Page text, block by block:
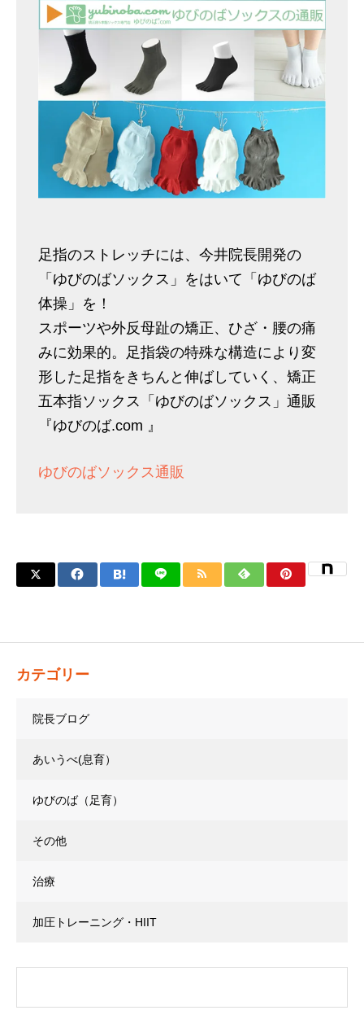
足指のストレッチには、今井院長開発の
「ゆびのばソックス」をはいて「ゆびのば
体操」を！
スポーツや外反母趾の矯正、ひざ・腰の痛
みに効果的。足指袋の特殊な構造により変
形した足指をきちんと伸ばしていく、矯正
五本指ソックス「ゆびのばソックス」通販
『ゆびのば.com 』
ゆびのばソックス通販
カテゴリー
院長ブログ
あいうべ(息育）
ゆびのば（足育）
その他
治療
加圧トレーニング・HIIT